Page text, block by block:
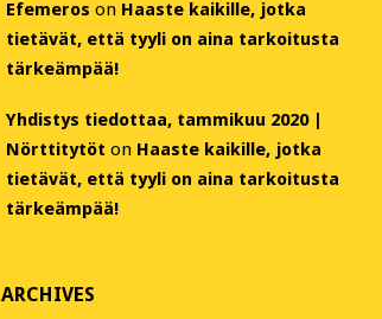
Efemeros on Haaste kaikille, jotka
tietävät, että tyyli on aina tarkoitusta
tärkeämpää!
Yhdistys tiedottaa, tammikuu 2020 |
Nörttitytöt on Haaste kaikille, jotka
tietävät, että tyyli on aina tarkoitusta
tärkeämpää!
ARCHIVES